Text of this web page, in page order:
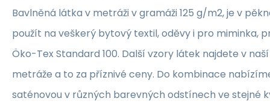
Bavlněná látka v metráži v gramáži 125 g/m2, je v
použít na veškerý bytový textil, oděvy i pro miminka,
Öko-Tex Standard 100. Další vzory látek najdete v
metráže a to za příznivé ceny. Do kombinace
saténovou v různých barevných odstínech ve stejné